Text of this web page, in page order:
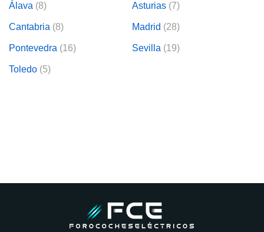
Álava (8) Asturias (7)
Cantabria (8) Madrid (28)
Pontevedra (16) Sevilla (19)
Toledo (5)